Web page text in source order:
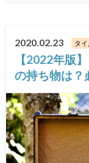
2020.02.23 タ
【2022年版
の持ち物は？